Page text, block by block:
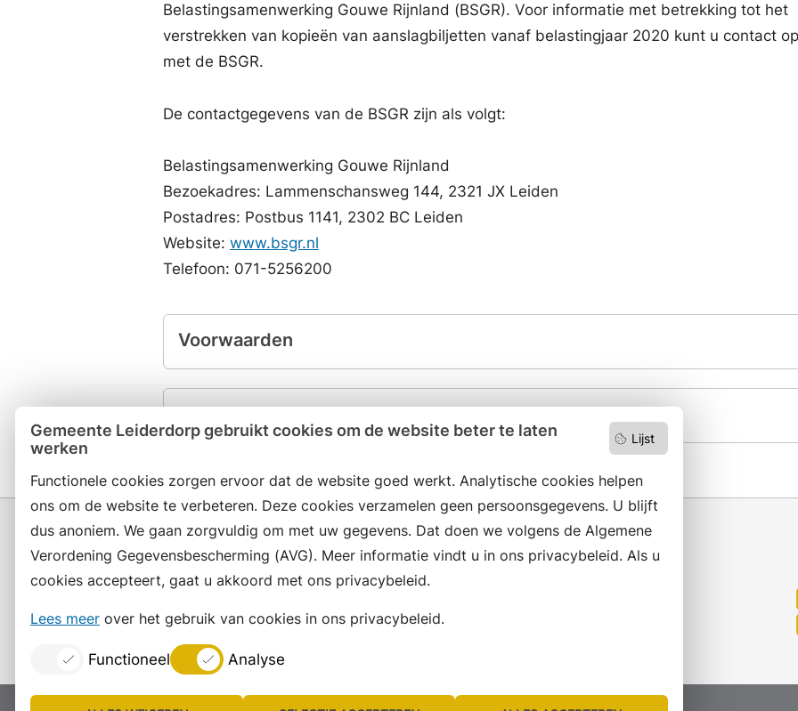
Lijst
Gemeente Leiderdorp gebruikt cookies om de website beter te laten
werken
Functionele cookies zorgen ervoor dat de website goed werkt. Analytische cookies helpen
ons om de website te verbeteren. Deze cookies verzamelen geen persoonsgegevens. U blijft
dus anoniem. We gaan zorgvuldig om met uw gegevens. Dat doen we volgens de Algemene
Verordening Gegevensbescherming (AVG). Meer informatie vindt u in ons privacybeleid. Als u
cookies accepteert, gaat u akkoord met ons privacybeleid.
Lees meer over het gebruik van cookies in ons privacybeleid.
Functioneel Analyse
Belastingsamenwerking Gouwe Rijnland (BSGR). Voor informatie met betrekking tot het
verstrekken van kopieën van aanslagbiljetten vanaf belastingjaar 2020 kunt u contact
met de BSGR.
De contactgegevens van de BSGR zijn als volgt:
Belastingsamenwerking Gouwe Rijnland
Bezoekadres: Lammenschansweg 144, 2321 JX Leiden
Postadres: Postbus 1141, 2302 BC Leiden
Website: www.bsgr.nl
Telefoon: 071-5256200
Voorwaarden
Tips
en volg ons ook op social media.